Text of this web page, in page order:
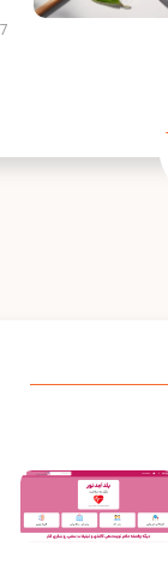
17 تیر 1405